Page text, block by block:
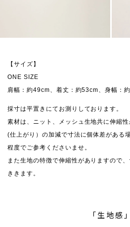
【サイズ】
ONE SIZE
肩幅：約49cm、着丈：約53cm、身幅：
採寸は平置きにてお測りしております。
素材は、ニット、メッシュ生地共に伸縮
(仕上がり）の加減で寸法に個体差がある
程度でご参考くださいませ。
また生地の特徴で伸縮性がありますので
ききます。
「生地感」